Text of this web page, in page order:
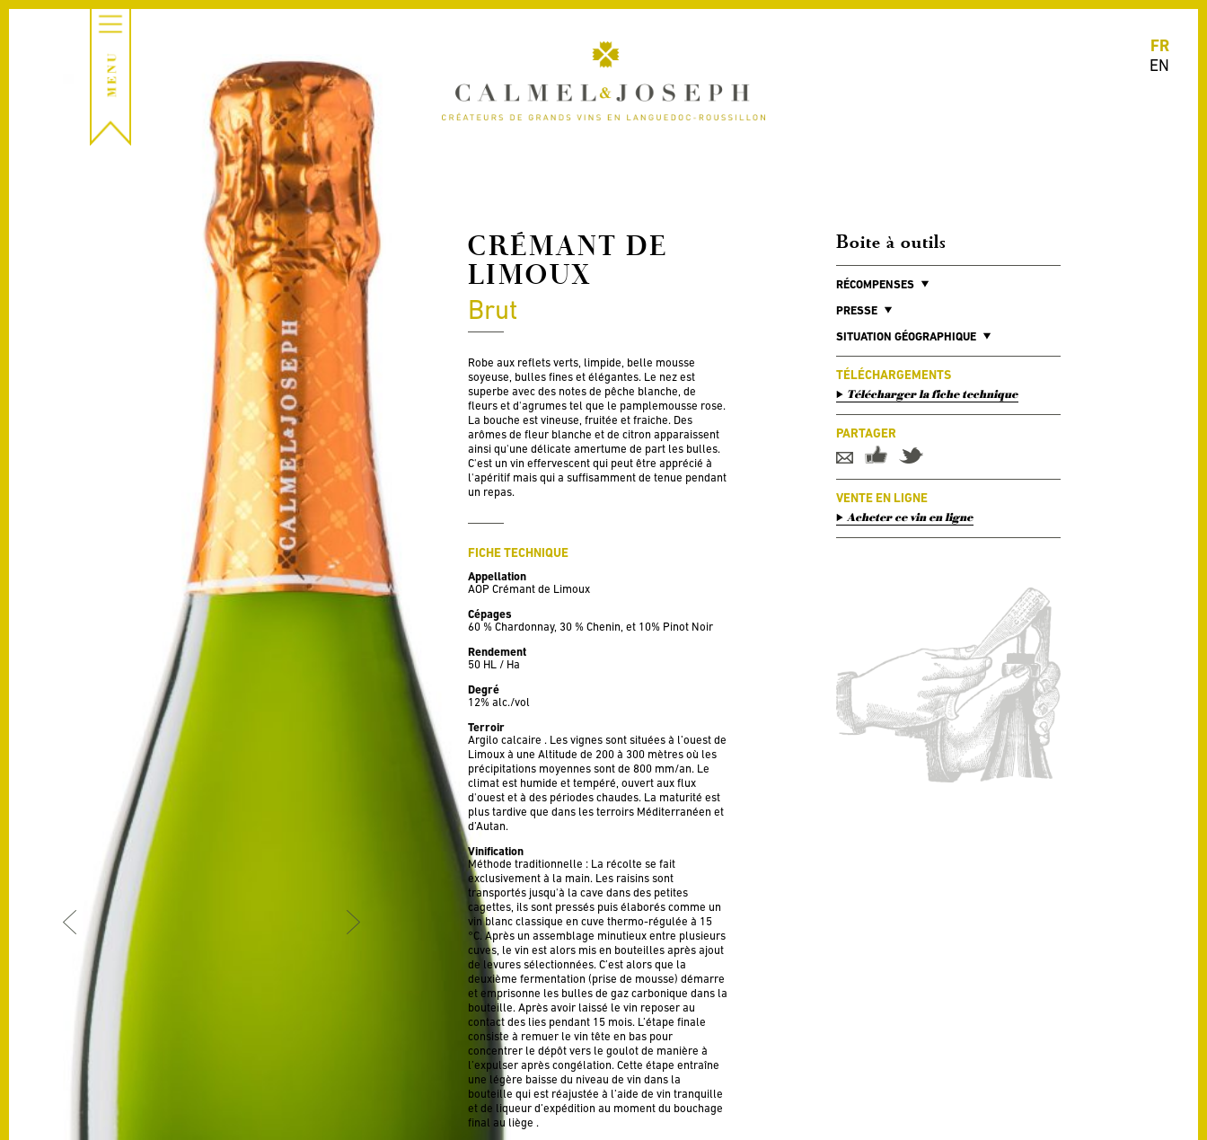
FR
EN
CRÉMANT DE
LIMOUX
Brut
Robe aux reflets verts, limpide, belle mousse
soyeuse, bulles fines et élégantes. Le nez est
superbe avec des notes de pêche blanche, de
fleurs et d'agrumes tel que le pamplemousse rose.
La bouche est vineuse, fruitée et fraiche. Des
arômes de fleur blanche et de citron apparaissent
ainsi qu'une délicate amertume de part les bulles.
C'est un vin effervescent qui peut être apprécié à
l'apéritif mais qui a suffisamment de tenue pendant
un repas.
FICHE TECHNIQUE
Appellation
AOP Crémant de Limoux
Cépages
60 % Chardonnay, 30 % Chenin, et 10% Pinot Noir
Rendement
50 HL / Ha
Degré
12% alc./vol
Terroir
Argilo calcaire . Les vignes sont situées à l’ouest de
Limoux à une Altitude de 200 à 300 mètres où les
précipitations moyennes sont de 800 mm/an. Le
climat est humide et tempéré, ouvert aux flux
d'ouest et à des périodes chaudes. La maturité est
plus tardive que dans les terroirs Méditerranéen et
d’Autan.
Vinification
Méthode traditionnelle : La récolte se fait
exclusivement à la main. Les raisins sont
transportés jusqu'à la cave dans des petites
cagettes, ils sont pressés puis élaborés comme un
vin blanc classique en cuve thermo-régulée à 15
°C. Après un assemblage minutieux entre plusieurs
cuves, le vin est alors mis en bouteilles après ajout
de levures sélectionnées. C’est alors que la
deuxième fermentation (prise de mousse) démarre
et emprisonne les bulles de gaz carbonique dans la
bouteille. Après avoir laissé le vin reposer au
contact des lies pendant 15 mois. L’étape finale
consiste à remuer le vin tête en bas pour
concentrer le dépôt vers le goulot de manière à
l’expulser après congélation. Cette étape entraîne
une légère baisse du niveau de vin dans la
bouteille qui est réajustée à l’aide de vin tranquille
et de liqueur d’expédition au moment du bouchage
final au liège .
Boite à outils
RÉCOMPENSES
PRESSE
SITUATION GÉOGRAPHIQUE
TÉLÉCHARGEMENTS
Télécharger la fiche technique
PARTAGER
VENTE EN LIGNE
Acheter ce vin en ligne